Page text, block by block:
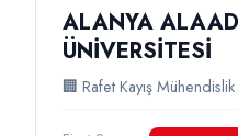
ALANYA
ÜNİVERSİTESİ
🏢 Rafet Kayış